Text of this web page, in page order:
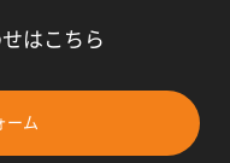
はこちら
ーム